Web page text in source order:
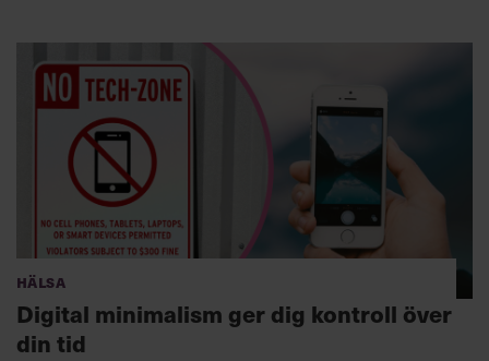
Hälsa
Digital minimalism ger dig kontroll över
din tid